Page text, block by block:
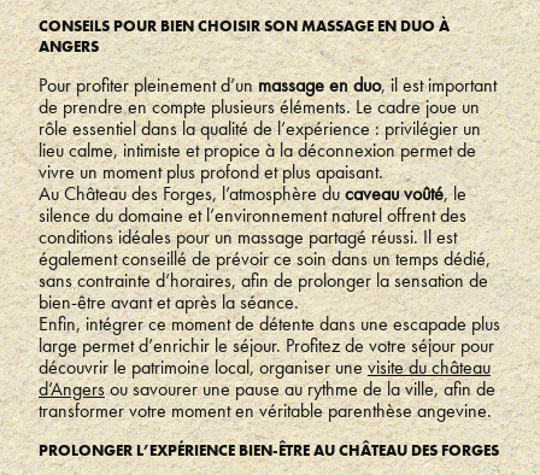
CONSEILS POUR BIEN CHOISIR SON MASSAGE EN DUO À
ANGERS
Pour profiter pleinement d’unmassage en duo, il est important
de prendre en compte plusieurs éléments. Le cadre joue un
rôle essentiel dans la qualité de l’expérience : privilégier un
lieu calme, intimiste et propice à la déconnexion permet de
vivre un moment plus profond et plus apaisant.
Au Château des Forges, l’atmosphère ducaveau voûté, le
silence du domaine et l’environnement naturel offrent des
conditions idéales pour un massage partagé réussi. Il est
également conseillé de prévoir ce soin dans un temps dédié,
sans contrainte d’horaires, afin de prolonger la sensation de
bien-être avant et après la séance.
Enfin, intégrer ce moment de détente dans une escapade plus
large permet d’enrichir le séjour. Profitez de votre séjour pour
découvrir le patrimoine local, organiser unevisite du château
d’Angersou savourer une pause au rythme de la ville, afin de
transformer votre moment en véritable parenthèse angevine.
PROLONGER L’EXPÉRIENCE BIEN-ÊTRE AU CHÂTEAU DES FORGES